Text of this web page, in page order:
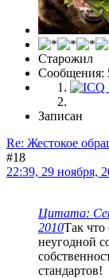
Старожил
Сообщения:
Записан
Re: Жестокое
#18
22:39, 29 ноября,
Цитата:
2010Так что
неугодной
стандартов!